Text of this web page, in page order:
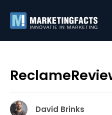
David Brinks